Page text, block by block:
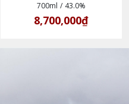
700ml / 43.0%
8,700,000₫